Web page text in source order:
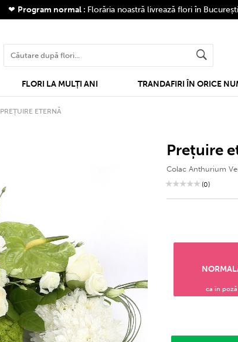
FLORI LA MULȚI ANI TRANDAFIRI ÎN ORICE
❤ Program normal : Florăria noastră livrează flori în
PREȚUIRE ETERNĂ
prețuire
Colac Anthurium
(0)
ca în poză